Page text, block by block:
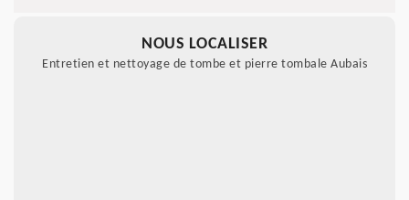
NOUS LOCALISER
Entretien et nettoyage de tombe et pierre tombale Aubais